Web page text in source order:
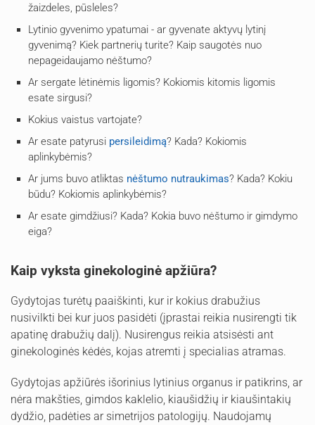
žaizdeles, pūsleles?
Lytinio gyvenimo ypatumai - ar gyvenate aktyvų lytinį
gyvenimą? Kiek partnerių turite? Kaip saugotės nuo
nepageidaujamo nėštumo?
Ar sergate lėtinėmis ligomis? Kokiomis kitomis ligomis
esate sirgusi?
Kokius vaistus vartojate?
Ar esate patyrusi persileidimą? Kada? Kokiomis
aplinkybėmis?
Ar jums buvo atliktas nėštumo nutraukimas? Kada? Kokiu
būdu? Kokiomis aplinkybėmis?
Ar esate gimdžiusi? Kada? Kokia buvo nėštumo ir gimdymo
eiga?
Kaip vyksta ginekologinė apžiūra?
Gydytojas turėtų paaiškinti, kur ir kokius drabužius
nusivilkti bei kur juos pasidėti (įprastai reikia nusirengti tik
apatinę drabužių dalį). Nusirengus reikia atsisėsti ant
ginekologinės kėdės, kojas atremti į specialias atramas.
Gydytojas apžiūrės išorinius lytinius organus ir patikrins, ar
nėra makšties, gimdos kaklelio, kiaušidžių ir kiaušintakių
dydžio, padėties ar simetrijos patologijų. Naudojamų